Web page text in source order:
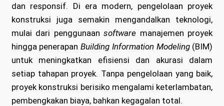
dan responsif. Di era modern, pengelolaan proyek
konstruksi juga semakin mengandalkan teknologi,
mulai dari penggunaansoftware manajemen proyek
hingga penerapanBuilding Information Modeling(BIM)
untuk meningkatkan efisiensi dan akurasi dalam
setiap tahapan proyek. Tanpa pengelolaan yang baik,
proyek konstruksi berisiko mengalami keterlambatan,
pembengkakan biaya, bahkan kegagalan total.